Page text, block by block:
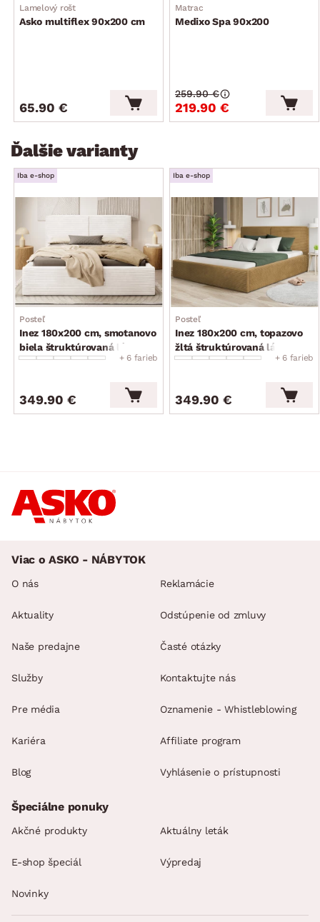
Lamelový rošt
Asko multiflex 90x200 cm
65.90 €
Matrac
Medixo Spa 90x200
219.90 €
259.90 €
Ďalšie varianty
Iba e-shop
Posteľ
Inez 180x200 cm, smotanovo
biela štruktúrovaná látka
+ 6 farieb
349.90 €
Iba e-shop
Posteľ
Inez 180x200 cm, topazovo
žltá štruktúrovaná látka
+ 6 farieb
349.90 €
Viac o ASKO - NÁBYTOK
O nás
Aktuality
Naše predajne
Služby
Pre média
Kariéra
Blog
Reklamácie
Odstúpenie od zmluvy
Časté otázky
Kontaktujte nás
Oznamenie - Whistleblowing
Affiliate program
Vyhlásenie o prístupnosti
Špeciálne ponuky
Akčné produkty Aktuálny leták
E-shop špeciál Výpredaj
Novinky